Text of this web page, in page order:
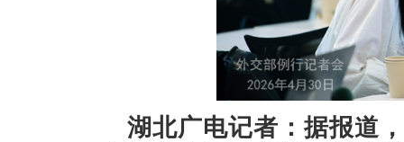
湖北广电记者：据报道